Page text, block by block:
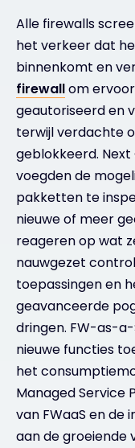
Alle firewalls
het verkeer dat
binnenkomt en
firewallom
geautoriseerd en
terwijl verdachte
geblokkeerd.
voegden de
pakketten te
nieuwe of meer
reageren op wat
nauwgezet
toepassingen en
geavanceerde
dringen. FW-as-
nieuwe functies
het
Managed Service
van FWaaS en de
aan de groeiende